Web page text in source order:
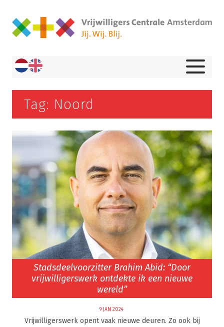
Tag: Noord
Stadsdeelvoorzitter Brahim Abid: “Door
vrijwilligerswerk ontdekte ik een nieuwe
wereld”
9 JAN 2024
Vrijwilligerswerk opent vaak nieuwe deuren. Zo ook bij